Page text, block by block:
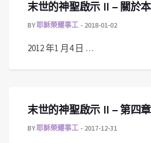
末世的神聖啟示 II – 關於
BY耶穌榮耀事工 2018-01-02
2012 年1 月4 日 …
末世的神聖啟示 II – 第四
BY耶穌榮耀事工 2017-12-31